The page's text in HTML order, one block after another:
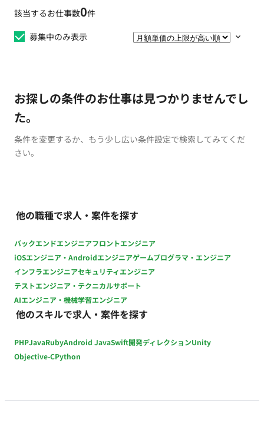
該当するお仕事数0件
募集中のみ表示
お探しの条件のお仕事は見つかりませんでし
た。
条件を変更するか、もう少し広い条件設定で検索してみてくだ
さい。
他の職種で求人・案件を探す
バックエンドエンジニアフロントエンジニア
iOSエンジニア・Androidエンジニアゲームプログラマ・エンジニア
インフラエンジニアセキュリティエンジニア
テストエンジニア・テクニカルサポート
AIエンジニア・機械学習エンジニア
他のスキルで求人・案件を探す
PHPJavaRubyAndroid JavaSwift開発ディレクションUnity
Objective-CPython